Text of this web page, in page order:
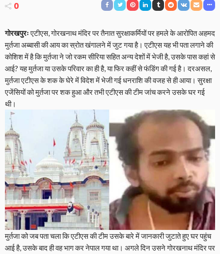
0
गोरखपुरःएटीएस, गोरखनाथ मंदिर पर तैनात सुरक्षाकर्मियों पर हमले के आरोपित अहमद
मुर्तजा अब्बासी की आय का स्रोत खंगालने में जुट गया है। एटीएस यह भी पता लगाने की
कोशिश में है कि मुर्तजा ने जो रकम सीरिया सहित अन्य देशों में भेजी है, उसके पास कहां से
आई? यह मुर्तजा या उसके परिवार का ही है, या फिर कहीं से फंडिंग की गई है। दरअसल,
मुर्तजा एटीएस के शक के घेरे में विदेश में भेजी गई धनराशि की वजह से ही आया। सुरक्षा
एजेंसियों को मुर्तजा पर शक हुआ और तभी एटीएस की टीम जांच करने उसके घर गई
थी।
मुर्तजा को जब पता चला कि एटीएस की टीम उसके बारे में जानकारी जुटाते हुए घर पहुंच
आई है, उसके बाद ही वह भाग कर नेपाल गया था। अगले दिन उसने गोरखनाथ मंदिर पर